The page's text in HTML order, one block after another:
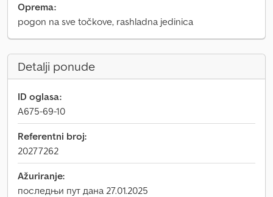
Oprema:
pogon na sve točkove, rashladna jedinica
Detalji ponude
ID oglasa:
A675-69-10
Referentni broj:
20277262
Ažuriranje:
последњи пут дана 27.01.2025